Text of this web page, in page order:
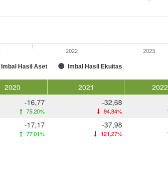
Imbal Hasil Aset Imbal Hasil Ekuitas
2022 2023
2020 2021 2022
-16,77
75,20%
-32,68
94,84%
-17,17
77,01%
-37,98
121,27%